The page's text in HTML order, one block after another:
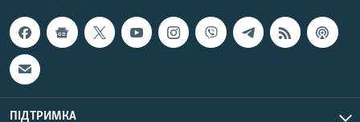
ПІДТРИМКА